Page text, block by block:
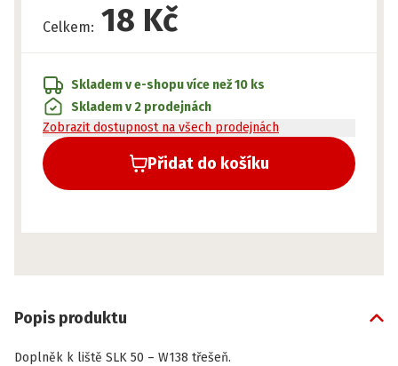
Celkem: 18 Kč
Přidat do košíku
Skladem v e-shopuvíce než 10 ks
Skladem v 2 prodejnách
Zobrazit dostupnost na všech prodejnách
Popis produktu
Doplněk k liště SLK 50 – W138 třešeň.